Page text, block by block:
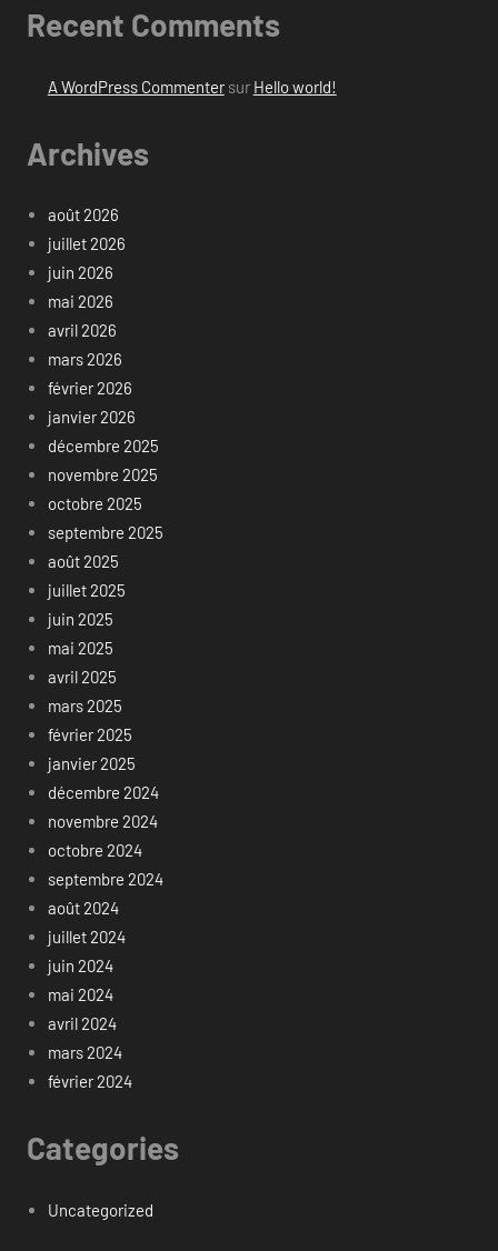
Recent Comments
A WordPress Commentersur Hello world!
Archives
août 2026
juillet 2026
juin 2026
mai 2026
avril 2026
mars 2026
février 2026
janvier 2026
décembre 2025
novembre 2025
octobre 2025
septembre 2025
août 2025
juillet 2025
juin 2025
mai 2025
avril 2025
mars 2025
février 2025
janvier 2025
décembre 2024
novembre 2024
octobre 2024
septembre 2024
août 2024
juillet 2024
juin 2024
mai 2024
avril 2024
mars 2024
février 2024
Categories
Uncategorized